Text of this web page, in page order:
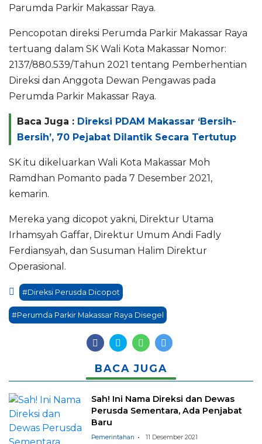
Parumda Parkir Makassar Raya.
Pencopotan direksi Perumda Parkir Makassar Raya
tertuang dalam SK Wali Kota Makassar Nomor:
2137/880.539/Tahun 2021 tentang Pemberhentian
Direksi dan Anggota Dewan Pengawas pada
Perumda Parkir Makassar Raya.
Baca Juga : Direksi PDAM Makassar ‘Bersih-
Bersih’, 70 Pejabat Dilantik Secara Tertutup
SK itu dikeluarkan Wali Kota Makassar Moh
Ramdhan Pomanto pada 7 Desember 2021,
kemarin.
Mereka yang dicopot yakni, Direktur Utama
Irhamsyah Gaffar, Direktur Umum Andi Fadly
Ferdiansyah, dan Susuman Halim Direktur
Operasional.
#Direksi Perusda Dicopot
#Perumda Parkir Makassar Raya Disegel
BACA JUGA
Sah! Ini Nama Direksi dan Dewas
Perusda Sementara, Ada Penjabat
Baru
Pemerintahan 11 Desember 2021